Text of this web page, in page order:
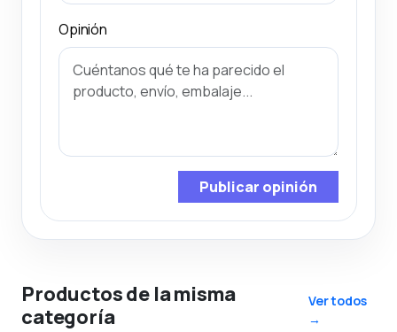
Opinión
Publicar opinión
Productos de la misma
categoría
Ver todos
→